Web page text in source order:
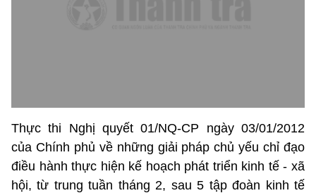
Thực thi Nghị quyết 01/NQ-CP ngày 03/01/2012
của Chính phủ về những giải pháp chủ yếu chỉ đạo
điều hành thực hiện kế hoạch phát triển kinh tế - xã
hội, từ trung tuần tháng 2, sau 5 tập đoàn kinh tế